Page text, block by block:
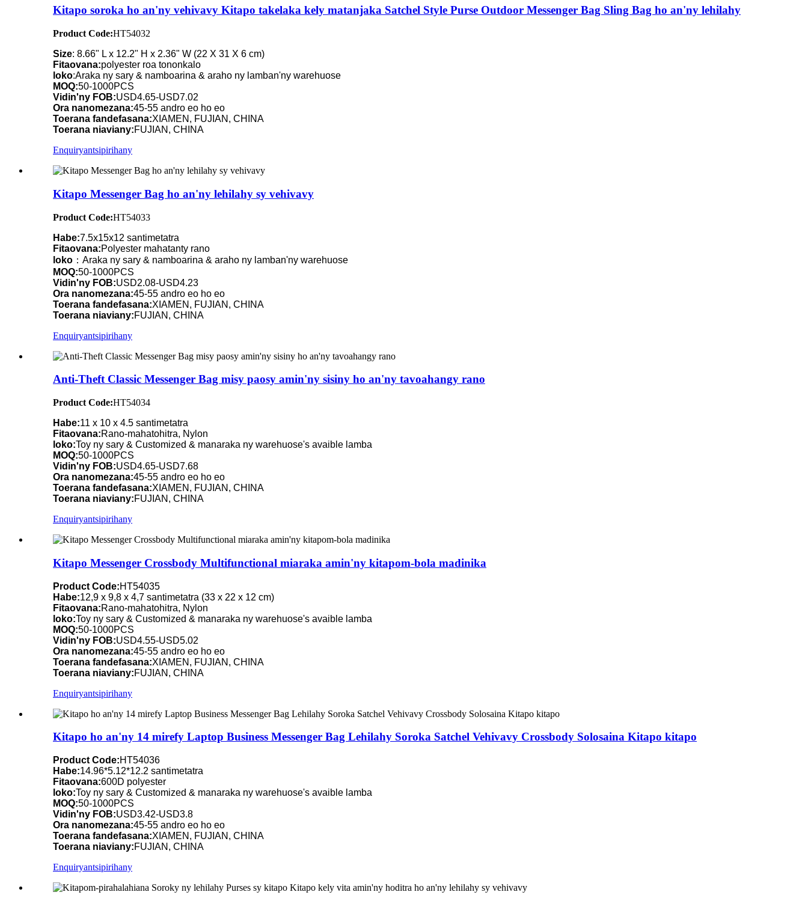
Kitapo soroka ho an'ny vehivavy Kitapo takelaka kely matanjaka Satchel Style Purse Outdoor Messenger Bag Sling Bag ho an'ny lehilahy
Product Code:HT54032
Size: 8.66" L x 12.2" H x 2.36" W (22 X 31 X 6 cm)
Fitaovana:polyester roa tononkalo
loko:Araka ny sary & namboarina & araho ny lamban'ny warehuose
MOQ:50-1000PCS
Vidin'ny FOB:USD4.65-USD7.02
Ora nanomezana:45-55 andro eo ho eo
Toerana fandefasana:XIAMEN, FUJIAN, CHINA
Toerana niaviany:FUJIAN, CHINA
Enquiryantsipirihany
Kitapo Messenger Bag ho an'ny lehilahy sy vehivavy
Product Code:HT54033
Habe:7.5x15x12 santimetatra
Fitaovana:Polyester mahatanty rano
loko ：Araka ny sary & namboarina & araho ny lamban'ny warehuose
MOQ:50-1000PCS
Vidin'ny FOB:USD2.08-USD4.23
Ora nanomezana:45-55 andro eo ho eo
Toerana fandefasana:XIAMEN, FUJIAN, CHINA
Toerana niaviany:FUJIAN, CHINA
Enquiryantsipirihany
Anti-Theft Classic Messenger Bag misy paosy amin'ny sisiny ho an'ny tavoahangy rano
Product Code:HT54034
Habe:11 x 10 x 4.5 santimetatra
Fitaovana:Rano-mahatohitra, Nylon
loko:Toy ny sary & Customized & manaraka ny warehuose's avaible lamba
MOQ:50-1000PCS
Vidin'ny FOB:USD4.65-USD7.68
Ora nanomezana:45-55 andro eo ho eo
Toerana fandefasana:XIAMEN, FUJIAN, CHINA
Toerana niaviany:FUJIAN, CHINA
Enquiryantsipirihany
Kitapo Messenger Crossbody Multifunctional miaraka amin'ny kitapom-bola madinika
Product Code:HT54035
Habe:12,9 x 9,8 x 4,7 santimetatra (33 x 22 x 12 cm)
Fitaovana:Rano-mahatohitra, Nylon
loko:Toy ny sary & Customized & manaraka ny warehuose's avaible lamba
MOQ:50-1000PCS
Vidin'ny FOB:USD4.55-USD5.02
Ora nanomezana:45-55 andro eo ho eo
Toerana fandefasana:XIAMEN, FUJIAN, CHINA
Toerana niaviany:FUJIAN, CHINA
Enquiryantsipirihany
Kitapo ho an'ny 14 mirefy Laptop Business Messenger Bag Lehilahy Soroka Satchel Vehivavy Crossbody Solosaina Kitapo kitapo
Product Code:HT54036
Habe:14.96*5.12*12.2 santimetatra
Fitaovana:600D polyester
loko:Toy ny sary & Customized & manaraka ny warehuose's avaible lamba
MOQ:50-1000PCS
Vidin'ny FOB:USD3.42-USD3.8
Ora nanomezana:45-55 andro eo ho eo
Toerana fandefasana:XIAMEN, FUJIAN, CHINA
Toerana niaviany:FUJIAN, CHINA
Enquiryantsipirihany